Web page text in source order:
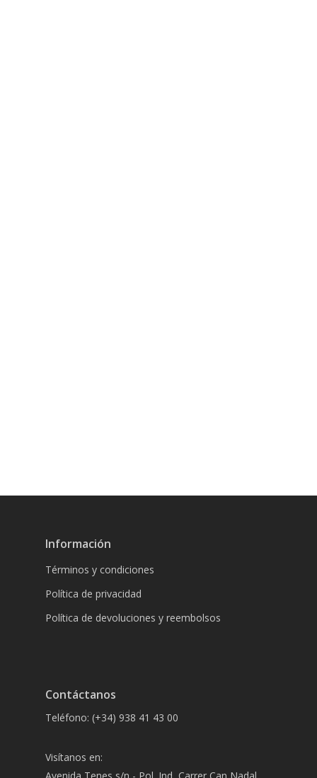
Información
Términos y condiciones
Política de privacidad
Política de devoluciones y reembolsos
Contáctanos
Teléfono: (+34) 938 41 43 00
Visítanos en: